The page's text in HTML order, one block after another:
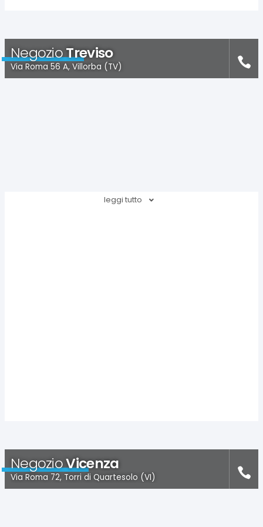
NegozioTreviso
Via Roma 56 A, Villorba (TV)
leggi tutto
NegozioVicenza
Via Roma 72, Torri di Quartesolo (VI)